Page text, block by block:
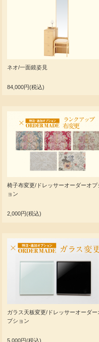
ネオ/一面鏡姿見
84,000円(税込)
椅子布変更/ドレッサーオーダーオプ
ョン
2,000円(税込)
ガラス天板変更/ドレッサーオーダー
プション
5,000円(税込)